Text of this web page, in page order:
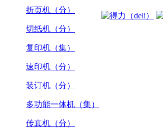
折页机（分）
切纸机（分）
复印机（集）
速印机（分）
装订机（分）
多功能一体机（集）
传真机（分）